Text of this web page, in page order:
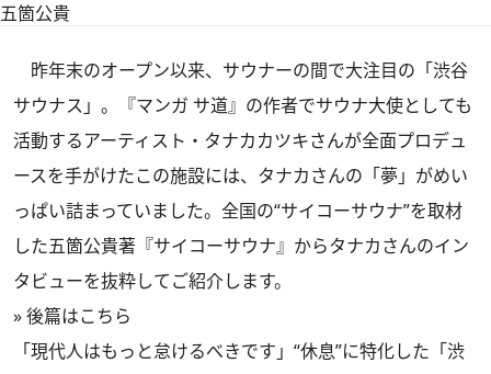
五箇公貴
昨年末のオープン以来、サウナーの間で大注目の「渋谷
サウナス」。『マンガ サ道』の作者でサウナ大使としても
活動するアーティスト・タナカカツキさんが全面プロデュ
ースを手がけたこの施設には、タナカさんの「夢」がめい
っぱい詰まっていました。全国の“サイコーサウナ”を取材
した五箇公貴著 『サイコーサウナ』 からタナカさんのイン
タビューを抜粋してご紹介します。
»後篇はこちら
「現代人はもっと怠けるべきです」“休息”に特化した「渋